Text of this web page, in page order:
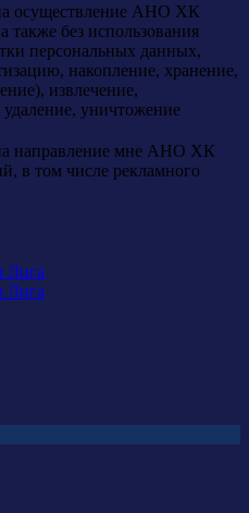
осуществление АНО ХК
также без использования
персональных данных,
накопление, хранение,
извлечение,
уничтожение
направление мне АНО ХК
в том числе рекламного